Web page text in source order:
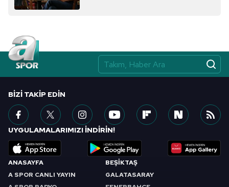
ANASAYFA
A SPOR CANLI YAYIN
BEŞİKTAŞ
GALATASARAY
BIZI TAKIP EDIN
UYGULAMALARIMIZI İNDİRİN!